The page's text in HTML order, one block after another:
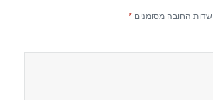
שדות החובה מסומנים*